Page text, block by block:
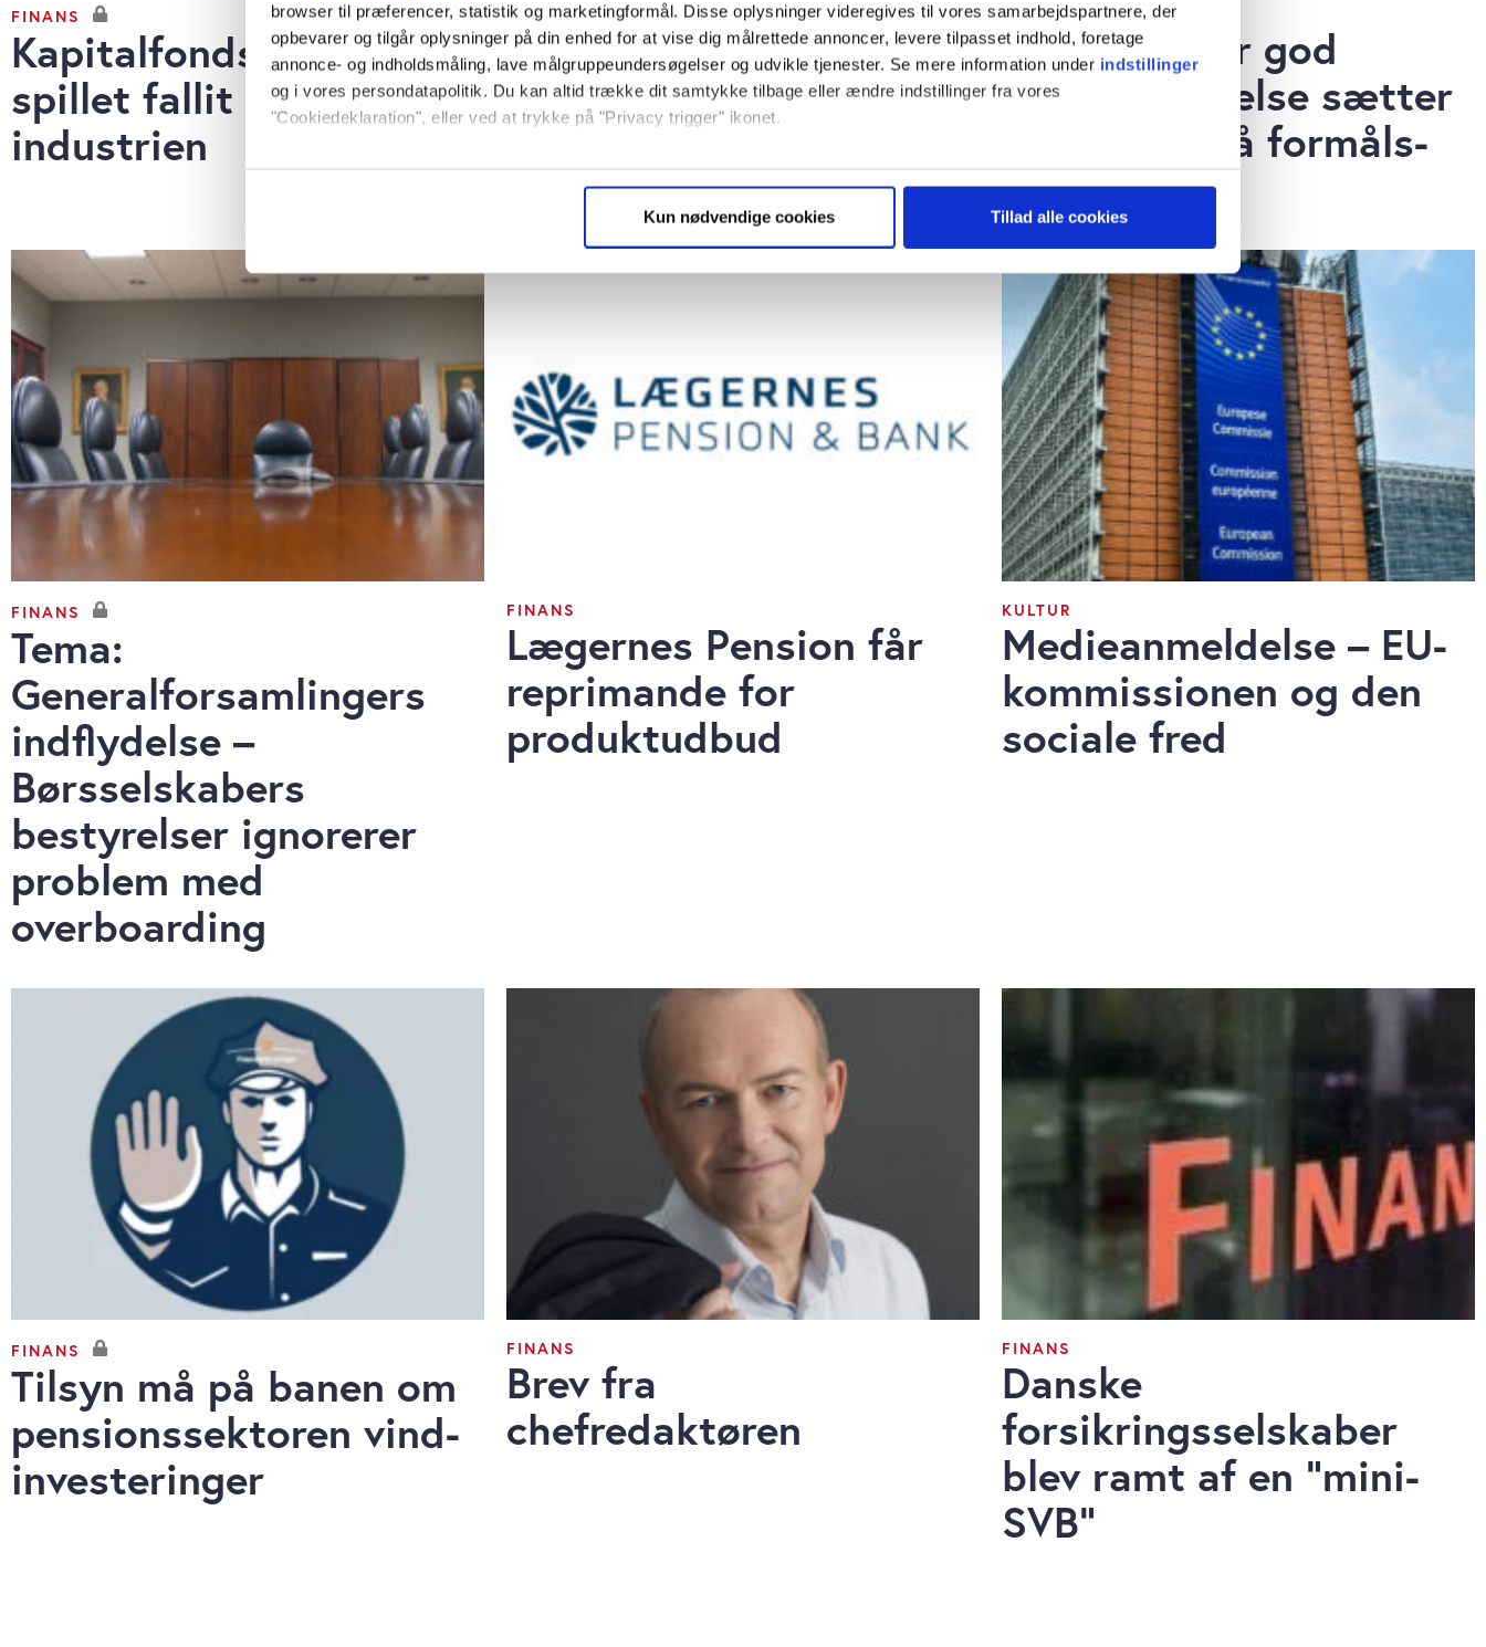
browser til præferencer, statistik og marketingformål. Disse oplysninger videregives til vores samarbejdspartnere, der
opbevarer og tilgår oplysninger på din enhed for at vise dig målrettede annoncer, levere tilpasset indhold, foretage
annonce- og indholdsmåling, lave målgruppeundersøgelser og udvikle tjenester. Se mere information under indstillinger
og i vores persondatapolitik. Du kan altid trække dit samtykke tilbage eller ændre indstillinger fra vores
"Cookiedeklaration", eller ved at trykke på "Privacy trigger" ikonet.
Hvis du tillader det, vil vi også gerne:
Identificere din enhed baseret på en scanning af dens unikke karakteristika (fingerprinting)
Vi bruger cookies til at tilpasse vores indhold og annoncer, til at vise dig funktioner til sociale medier og til at analysere
vores trafik. Vi deler også oplysninger om din brug af vores website med vores partnere inden for sociale medier,
annonceringspartnere og analysepartnere. Vores partnere kan kombinere disse data med andre oplysninger, du har givet
dem, eller som de har indsamlet fra din brug af deres tjenester. Du samtykker til vores cookies, hvis du fortsætter med at
anvende vores hjemmeside.
Kun nødvendige cookies Tillad alle cookies
FINANS
Kapitalfondsmodel har
spillet fallit i vind-
industrien
FINANS
Her er årets
vækstselskaber på
First North
FINANS
Komiteen for god
Selskabsledelse sætter
kritisk lys på formåls-
bølgen
FINANS
Tema:
Generalforsamlingers
indflydelse –
Børsselskabers
bestyrelser ignorerer
problem med
overboarding
FINANS
Lægernes Pension får
reprimande for
produktudbud
KULTUR
Medieanmeldelse – EU-
kommissionen og den
sociale fred
FINANS
Tilsyn må på banen om
pensionssektoren vind-
investeringer
FINANS
Brev fra
chefredaktøren
FINANS
Danske
forsikringsselskaber
blev ramt af en ”mini-
SVB”